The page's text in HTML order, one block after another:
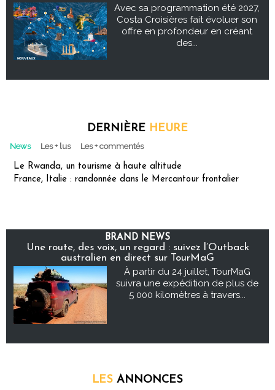
Avec sa programmation été 2027,
Costa Croisières fait évoluer son
offre en profondeur en créant
des...
DERNIÈRE HEURE
News Les + lus Les + commentés
Le Rwanda, un tourisme à haute altitude
France, Italie : randonnée dans le Mercantour frontalier
BRAND NEWS
Une route, des voix, un regard : suivez l’Outback
australien en direct sur TourMaG
À partir du 24 juillet, TourMaG
suivra une expédition de plus de
5 000 kilomètres à travers...
LES ANNONCES